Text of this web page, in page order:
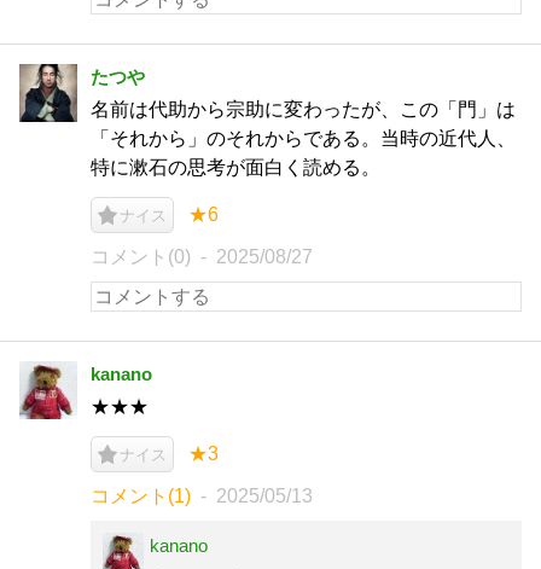
たつや
名前は代助から宗助に変わったが、この「門」は
「それから」のそれからである。当時の近代人、
特に漱石の思考が面白く読める。
ナイス ★6
コメント(0) 2025/08/27
kanano
★★★
ナイス ★3
コメント(1) 2025/05/13
kanano